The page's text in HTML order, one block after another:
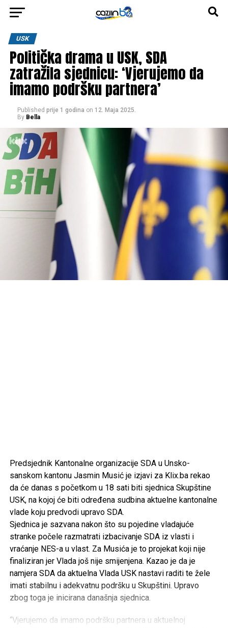
USK
Politička drama u USK, SDA
zatražila sjednicu: ‘Vjerujemo da
imamo podršku partnera’
Published prije 1 godina on 12. Maja 2025.
By Bella
Predsjednik Kantonalne organizacije SDA u Unsko-
sanskom kantonu Jasmin Musić je izjavi za Klix.ba rekao
da će danas s početkom u 18 sati biti sjednica Skupštine
USK, na kojoj će biti određena sudbina aktuelne kantonalne
vlade koju predvodi upravo SDA.
Sjednica je sazvana nakon što su pojedine vladajuće
stranke počele razmatrati izbacivanje SDA iz vlasti i
vraćanje NES-a u vlast. Za Musića je to projekat koji nije
finaliziran jer Vlada još nije smijenjena. Kazao je da je
namjera SDA da aktuelna Vlada USK nastavi raditi te žele
imati stabilnu i adekvatnu podršku u Skupštini. Upravo
zbog toga je inicirana današnja sjednica.
“Vjerujemo da imamo podršku partnera u aktuelnoj